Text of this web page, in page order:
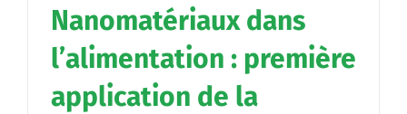
Nanomatériaux dans
l’alimentation : première
application de la